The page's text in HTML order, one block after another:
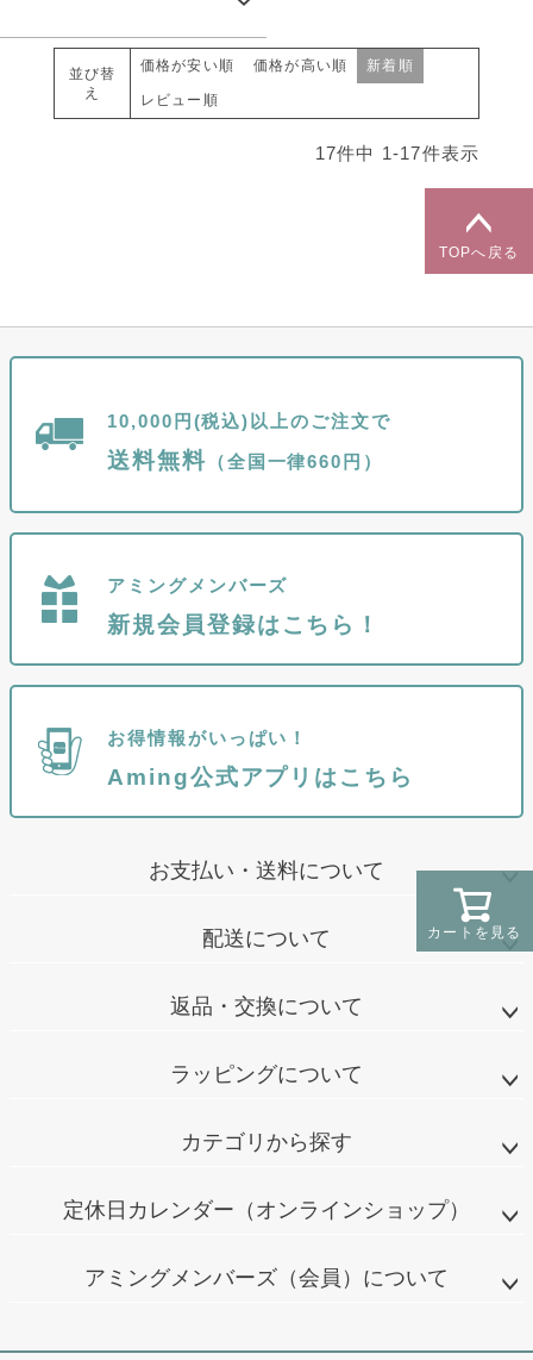
並び替
え
価格が安い順 価格が高い順 新着順
レビュー順
17件中 1 -17件表示
カートを見る
TOPへ戻る
10,000円(税込)以上のご注文で
送料無料 （全国一律660円）
アミングメンバーズ
新規会員登録はこちら！
お得情報がいっぱい！
Aming公式アプリはこちら
お支払い・送料について
配送について
返品・交換について
ラッピングについて
カテゴリから探す
定休日カレンダー（オンラインショップ）
アミングメンバーズ（会員）について